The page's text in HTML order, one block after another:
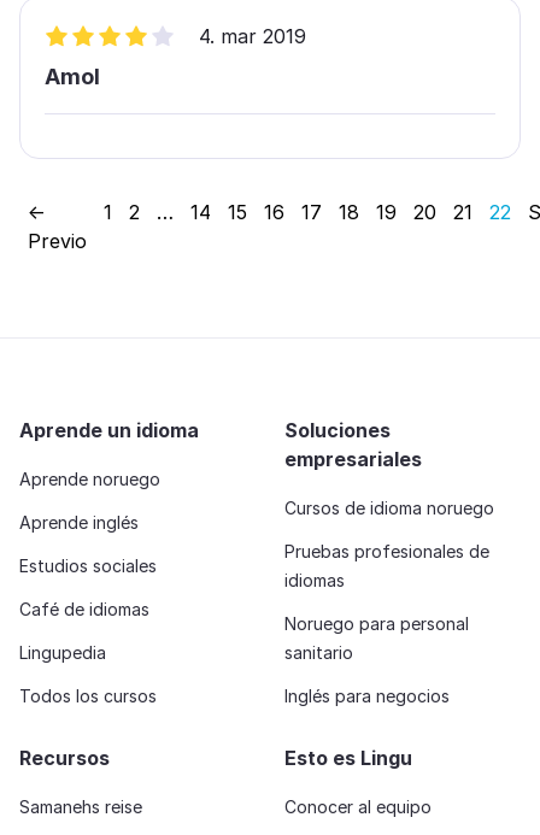
4. mar 2019
Amol
←
Previo
1 2 … 14 15 16 17 18 19 20 21 22
Aprende un idioma
Aprende noruego
Aprende inglés
Estudios sociales
Café de idiomas
Lingupedia
Todos los cursos
Soluciones
empresariales
Cursos de idioma noruego
Pruebas profesionales de
idiomas
Noruego para personal
sanitario
Inglés para negocios
Recursos
Samanehs reise
Esto es Lingu
Conocer al equipo